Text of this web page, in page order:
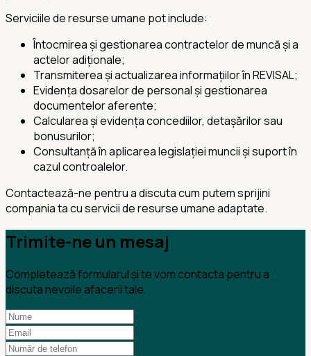
Serviciile de resurse umane pot include:
Întocmirea și gestionarea contractelor de muncă și a
actelor adiționale;
Transmiterea și actualizarea informațiilor în REVISAL;
Evidența dosarelor de personal și gestionarea
documentelor aferente;
Calcularea și evidența concediilor, detașărilor sau
bonusurilor;
Consultanță în aplicarea legislației muncii și suport în
cazul controalelor.
Contactează-ne pentru a discuta cum putem sprijini
compania ta cu servicii de resurse umane adaptate.
Trimite-ne un mesaj
Completează formularul și te vom contacta pentru a
discuta nevoile afacerii tale.